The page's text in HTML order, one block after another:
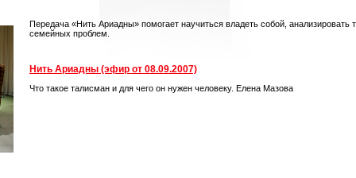
Передача «Нить Ариадны» помогает научиться владеть собой,
семейных проблем.
Нить Ариадны (эфир от 08.09.2007)
Что такое талисман и для чего он нужен человеку. Елена Мазова